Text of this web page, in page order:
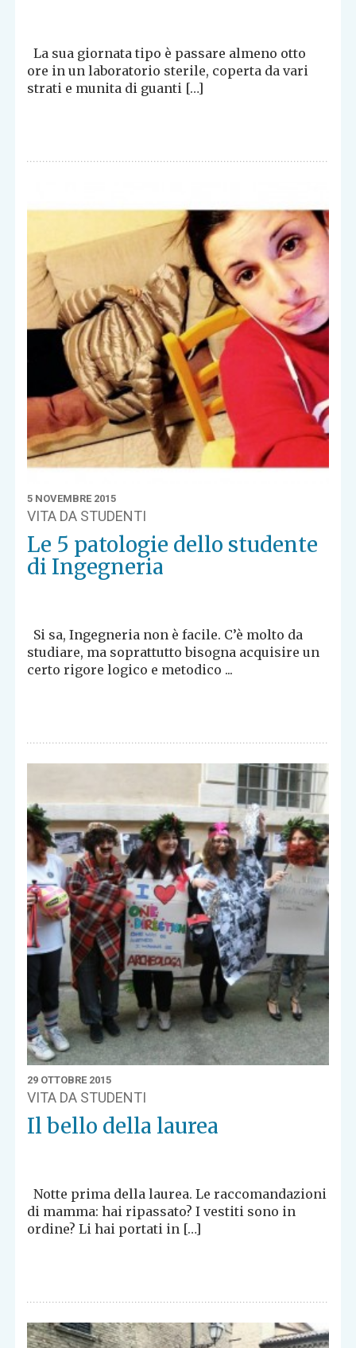
La sua giornata tipo è passare almeno otto
ore in un laboratorio sterile, coperta da vari
strati e munita di guanti […]
5 NOVEMBRE 2015
VITA DA STUDENTI
Le 5 patologie dello studente
di Ingegneria
Si sa, Ingegneria non è facile. C’è molto da
studiare, ma soprattutto bisogna acquisire un
certo rigore logico e metodico ...
29 OTTOBRE 2015
VITA DA STUDENTI
Il bello della laurea
Notte prima della laurea. Le raccomandazioni
di mamma: hai ripassato? I vestiti sono in
ordine? Li hai portati in […]